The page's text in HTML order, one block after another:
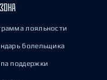
лояльности
болельщика
поддержки